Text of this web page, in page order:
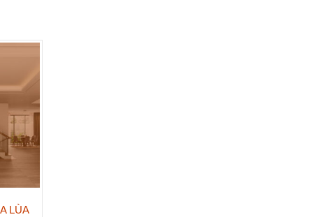
LÙA